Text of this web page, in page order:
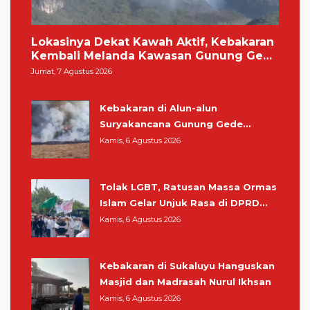
Lokasinya Dekat Kawah Aktif, Kebakaran
Kembali Melanda Kawasan Gunung Gede
Pangrango
Jumat, 7 Agustus 2026
Kebakaran di Alun-alun
Suryakancana Gunung Gede
Pangrango, Relawan dan Warga
Kamis, 6 Agustus 2026
Tolak LGBT, Ratusan Massa Ormas
Islam Gelar Unjuk Rasa di DPRD
Cianjur
Kamis, 6 Agustus 2026
Kebakaran di Sukaluyu Hanguskan
Masjid dan Madrasah Nurul Ikhsan
Kamis, 6 Agustus 2026